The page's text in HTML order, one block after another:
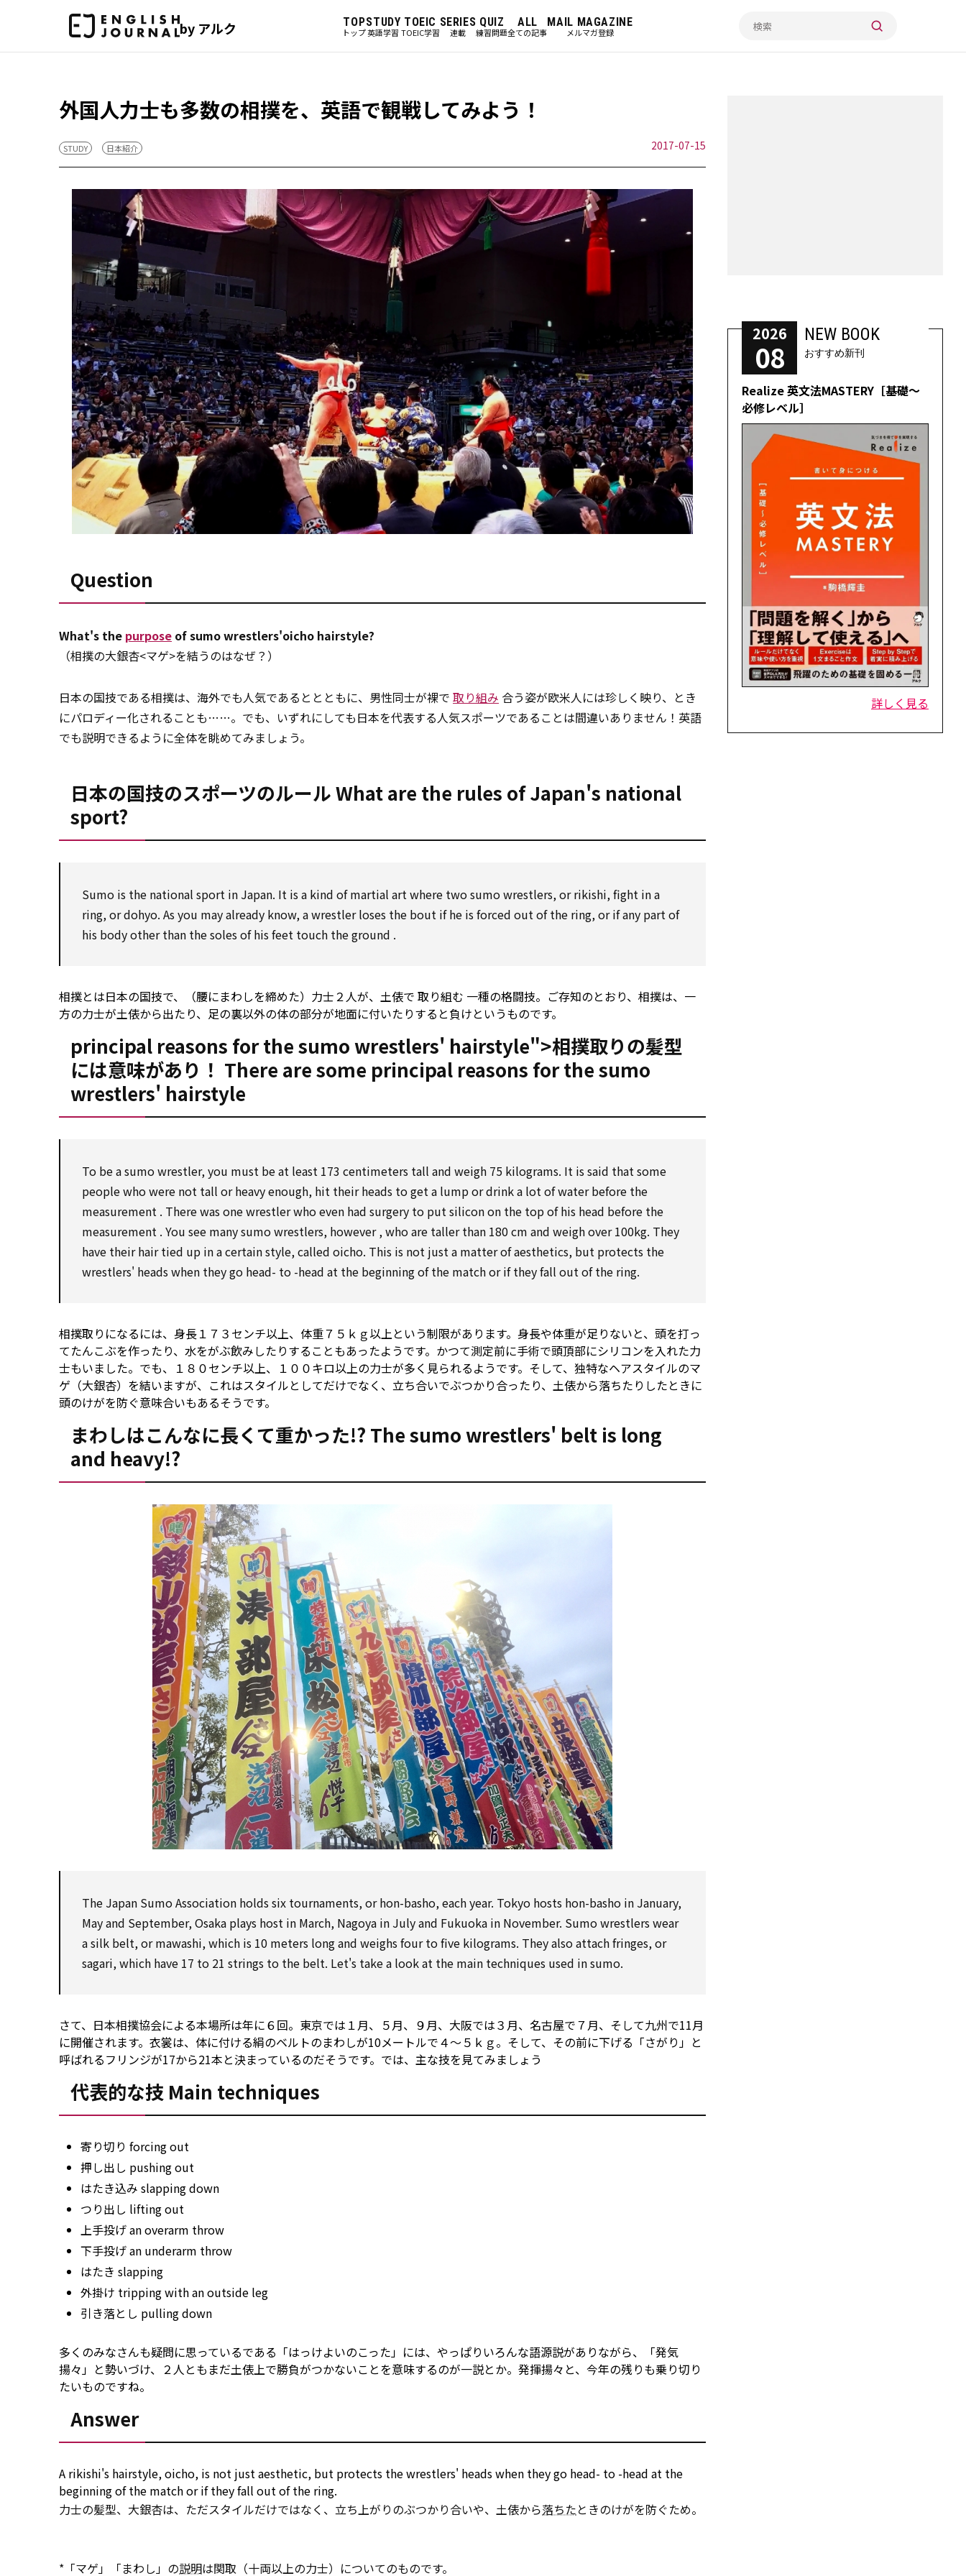
by アルク TOP
トップ
STUDY
英語学習
TOEIC
TOEIC学習
SERIES
連載
QUIZ
練習問題
ALL
全ての記事
MAIL MAGAZINE
メルマガ登録
外国人力士も多数の相撲を、英語で観戦してみよう！
STUDY 日本紹介 2017-07-15
Question
What's the purpose of sumowrestlers'oicho hairstyle?
（相撲の大銀杏<マゲ>を結うのはなぜ？）
日本の国技である相撲は、海外でも人気であるととともに、男性同士が裸で 取り組み 合う姿が欧米人には珍しく映り、とき
にパロディー化されることも……。でも、いずれにしても日本を代表する人気スポーツであることは間違いありません！英語
でも説明できるように全体を眺めてみましょう。
日本の国技のスポーツのルール What are the rules of Japan's national
sport?
Sumo is the national sport in Japan. It is a kind ofmartial art where two sumo wrestlers, or rikishi, fight in a
ring, or dohyo. As you mayalready know, a wrestler loses the bout if he is forced out ofthe ring, orif any part of
his bodyother than the soles of his feet touch theground .
相撲とは日本の国技で、（腰にまわしを締めた）力士２人が、土俵で 取り組む 一種の格闘技。ご存知のとおり、相撲は、一
方の力士が土俵から出たり、足の裏以外の体の部分が地面に付いたりすると負けというものです。
principal reasons forthe sumo wrestlers' hairstyle">相撲取りの髪型
には意味があり！ There are some principal reasons forthe sumo
wrestlers' hairstyle
To bea sumo wrestler, you must beat least 173 centimeters tall and weigh 75 kilograms. It is said that some
people who were not tall or heavy enough, hit their heads toget a lumpor drink a lot of water before the
measurement . There was one wrestler whoeven had surgery to put siliconon the top of his head before the
measurement . You see many sumo wrestlers, however, who are taller than 180 cm and weighover100kg. They
have their hair tied up in acertainstyle, called oicho. This is not just a matterof aesthetics, but protects the
wrestlers' heads when they go head- to -head at the beginning of the matchor if theyfall out ofthe ring.
相撲取りになるには、身長１７３センチ以上、体重７５ｋｇ以上という制限があります。身長や体重が足りないと、頭を打っ
てたんこぶを作ったり、水をがぶ飲みしたりすることもあったようです。かつて測定前に手術で頭頂部にシリコンを入れた力
士もいました。でも、１８０センチ以上、１００キロ以上の力士が多く見られるようです。そして、独特なヘアスタイルのマ
ゲ（大銀杏）を結いますが、これはスタイルとしてだけでなく、立ち合いでぶつかり合ったり、土俵から落ちたりしたときに
頭のけがを防ぐ意味合いもあるそうです。
まわしはこんなに長くて重かった!? The sumo wrestlers' belt is long
and heavy!?
The Japan SumoAssociation holds six tournaments, or hon-basho,eachyear. Tokyo hosts hon-basho in January,
Mayand September, Osaka plays host in March, Nagoya in July and Fukuoka in November. Sumo wrestlers wear
a silk belt, or mawashi,which is 10 meters long and weighs fourtofive kilograms. Theyalsoattachfringes, or
sagari,which have 17 to 21 strings to the belt. Let's takea look at the main techniques used in sumo.
さて、日本相撲協会による本場所は年に６回。東京では１月、５月、９月、大阪では３月、名古屋で７月、そして九州で11月
に開催されます。衣裳は、体に付ける絹のベルトのまわしが10メートルで４～５ｋｇ。そして、その前に下げる「さがり」と
呼ばれるフリンジが17から21本と決まっているのだそうです。では、主な技を見てみましょう
代表的な技 Main techniques
寄り切り forcing out
押し出し pushing out
はたき込み slapping down
つり出し lifting out
上手投げ an overarm throw
下手投げ an underarm throw
はたき slapping
外掛け trippingwithan outside leg
引き落とし pulling down
多くのみなさんも疑問に思っているである「はっけよいのこった」には、やっぱりいろんな語源説がありながら、「発気
揚々」と勢いづけ、２人ともまだ土俵上で勝負がつかないことを意味するのが一説とか。発揮揚々と、今年の残りも乗り切り
たいものですね。
Answer
A rikishi's hairstyle, oicho, is not just aesthetic, but protects the wrestlers' heads when they go head- to -head at the
beginning of the matchor if theyfall out ofthe ring.
力士の髪型、大銀杏は、ただスタイルだけではなく、立ち上がりのぶつかり合いや、土俵から落ちたときのけがを防ぐため。
*「マゲ」「まわし」の説明は関取（十両以上の力士）についてのものです。
2026
08
NEW BOOK
おすすめ新刊
Realize 英文法MASTERY［基礎～
必修レベル］
詳しく見る